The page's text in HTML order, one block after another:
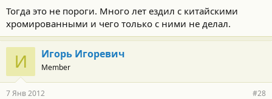
Тогда это не пороги. Много лет ездил с китайскими
хромированными и чего только с ними не делал.
И Игорь Игоревич
Member
7 Янв 2012 #28